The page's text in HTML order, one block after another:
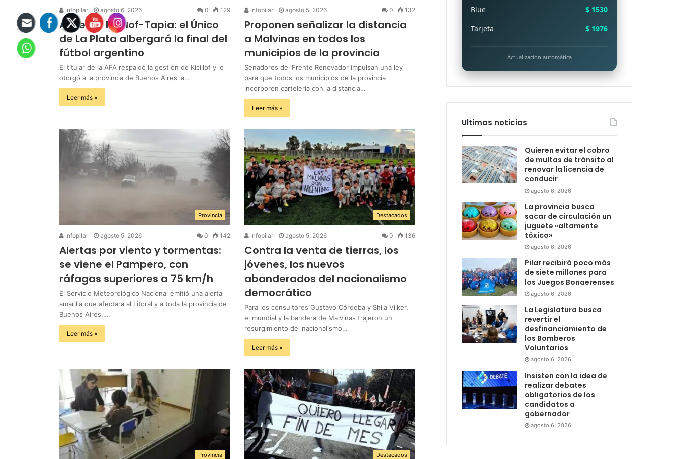
infopilar agosto 6, 2026 0 129
Acuerdo Kicillof-Tapia: el Único
de La Plata albergará la final del
fútbol argentino
El titular de la AFA respaldó la gestión de Kicillof y le
otorgó a la provincia de Buenos Aires la…
Leer más »
infopilar agosto 5, 2026 0 132
Proponen señalizar la distancia
a Malvinas en todos los
municipios de la provincia
Senadores del Frente Renovador impulsan una ley
para que todos los municipios de la provincia
incorporen cartelería con la distancia…
Leer más »
Provincia
infopilar agosto 5, 2026 0 142
Alertas por viento y tormentas:
se viene el Pampero, con
ráfagas superiores a 75 km/h
El Servicio Meteorológico Nacional emitió una alerta
amarilla que afectará al Litoral y a toda la provincia de
Buenos Aires.…
Leer más »
Destacados
infopilar agosto 5, 2026 0 136
Contra la venta de tierras, los
jóvenes, los nuevos
abanderados del nacionalismo
democrático
Para los consultores Gustavo Córdoba y Shila Vilker,
el mundial y la bandera de Malvinas trajeron un
resurgimiento del nacionalismo…
Leer más »
Provincia Destacados
Blue
$ 1530
Tarjeta
$ 1976
Actualización automática
Ultimas noticias
Quieren evitar el cobro
de multas de tránsito al
renovar la licencia de
conducir
agosto 6, 2026
La provincia busca
sacar de circulación un
juguete «altamente
tóxico»
agosto 6, 2026
Pilar recibirá poco más
de siete millones para
los Juegos Bonaerenses
agosto 6, 2026
La Legislatura busca
revertir el
desfinanciamiento de
los Bomberos
Voluntarios
agosto 6, 2026
Insisten con la idea de
realizar debates
obligatorios de los
candidatos a
gobernador
agosto 6, 2026